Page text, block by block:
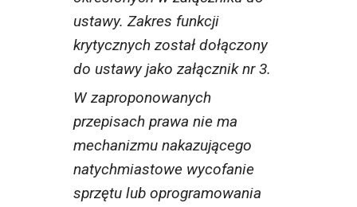
ustawy. Zakres funkcji
krytycznych został dołączony
do ustawy jako załącznik nr 3.
W zaproponowanych
przepisach prawa nie ma
mechanizmu nakazującego
natychmiastowe wycofanie
sprzętu lub oprogramowania